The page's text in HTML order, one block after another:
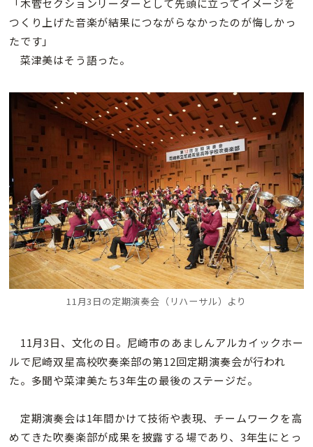
つくり上げた音楽が結果につながらなかったのが悔しかっ
たです」
菜津美はそう語った。
11月3日の定期演奏会（リハーサル）より
11月3日、文化の日。尼崎市のあましんアルカイックホー
ルで尼崎双星高校吹奏楽部の第12回定期演奏会が行われ
た。多聞や菜津美たち3年生の最後のステージだ。
定期演奏会は1年間かけて技術や表現、チームワークを高
めてきた吹奏楽部が成果を披露する場であり、3年生にとっ